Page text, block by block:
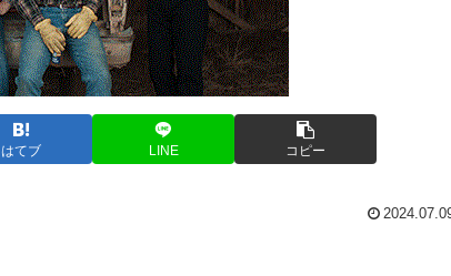
はてブ LINE コピー